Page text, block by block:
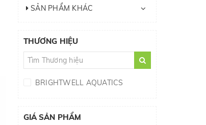
SẢN PHẨM KHÁC
THƯƠNG HIỆU
BRIGHTWELL AQUATICS
GIÁ SẢN PHẨM